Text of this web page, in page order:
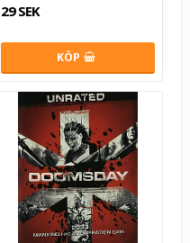
29 SEK
KÖP